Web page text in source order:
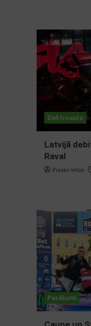
Elektroauto
Latvijā
Raval
Preses relīze
Pasākumi